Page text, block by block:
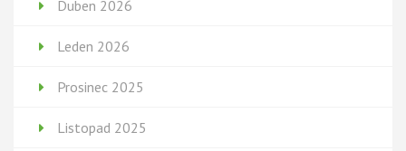
Duben 2026
Leden 2026
Prosinec 2025
Listopad 2025